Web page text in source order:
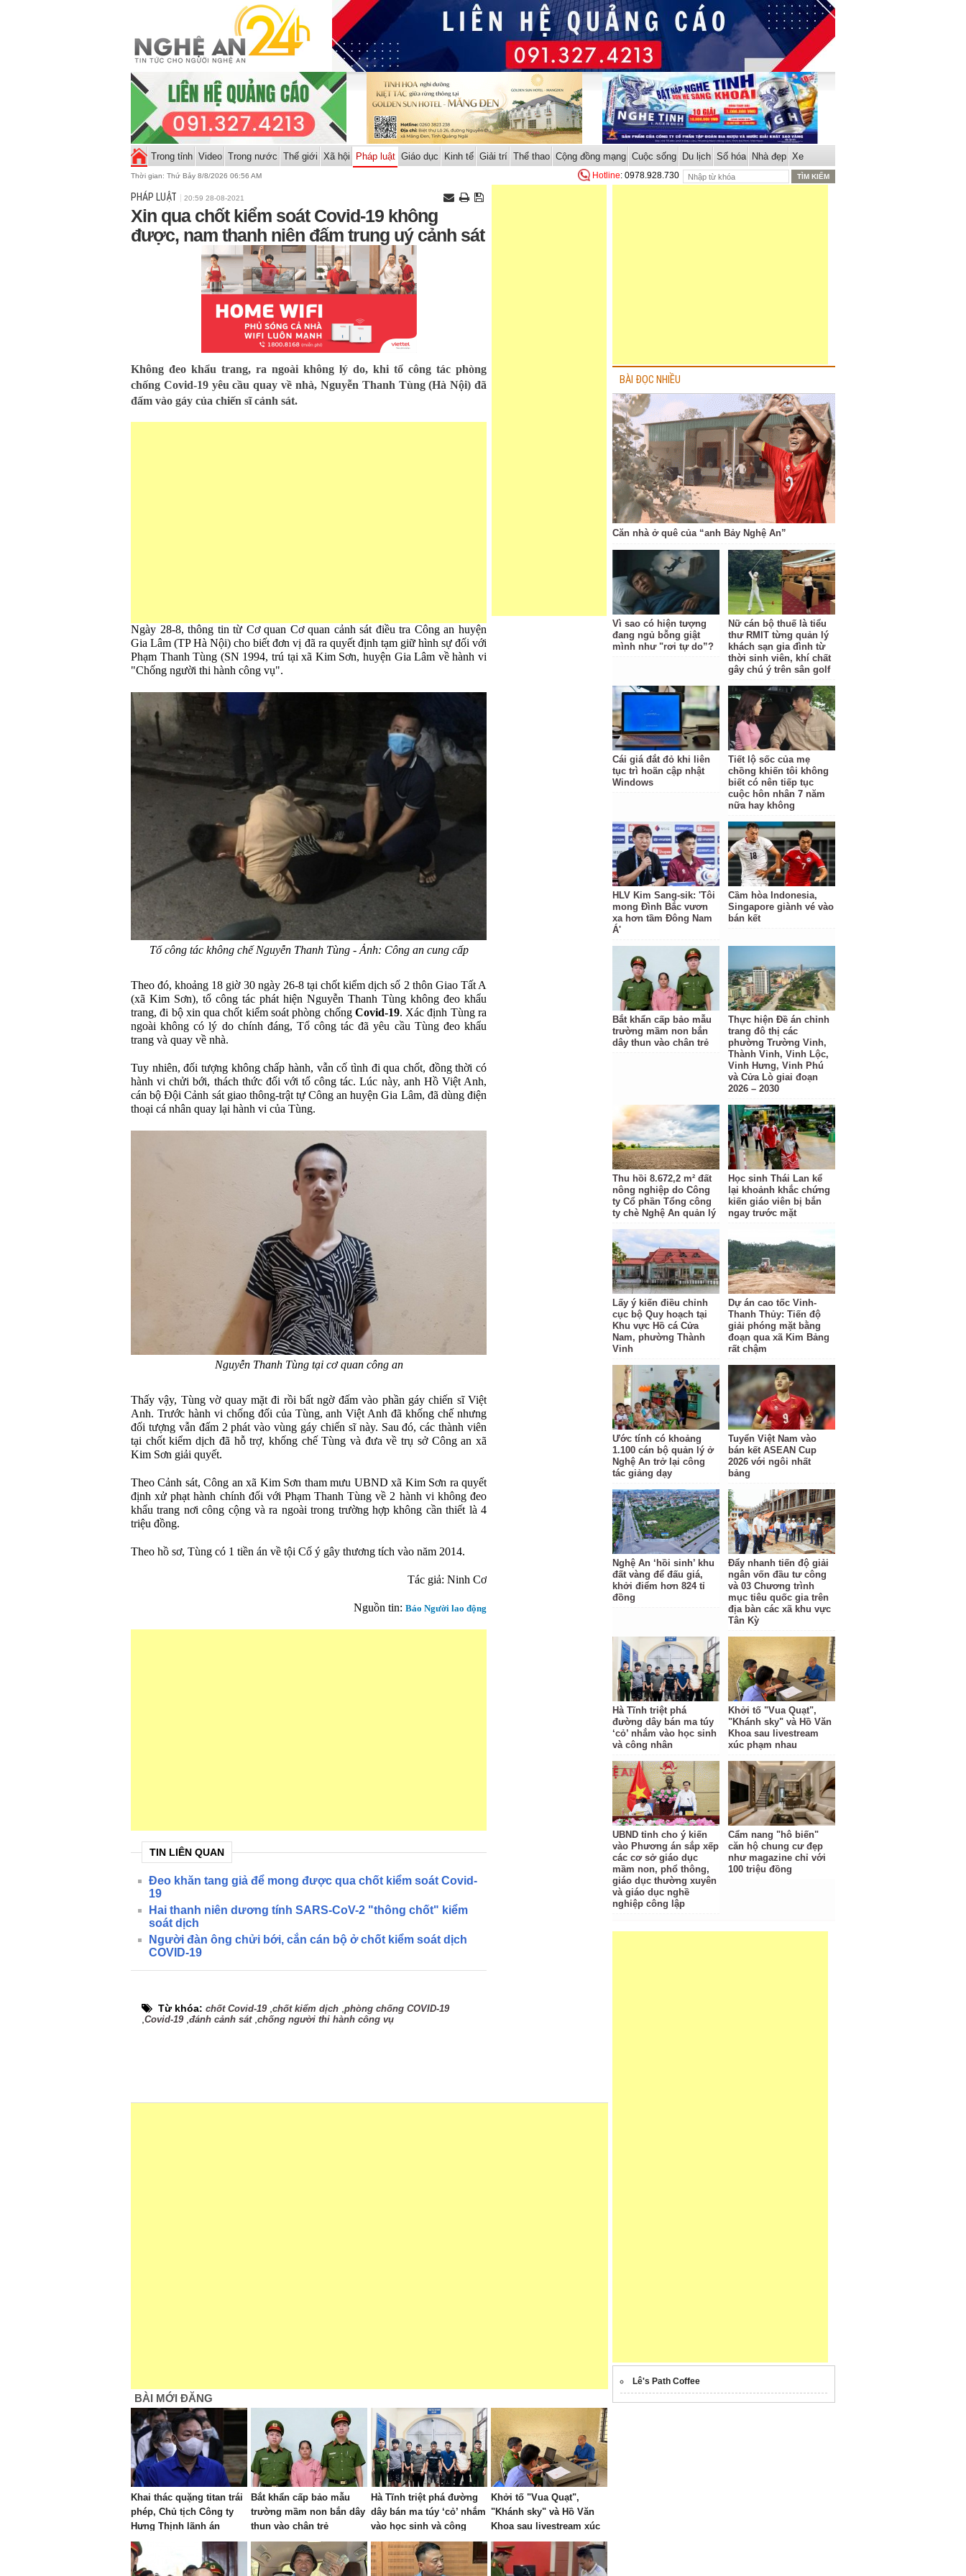
Trong tỉnh Video Trong nước Thế giới Xã hội Pháp luật Giáo dục Kinh tế Giải trí Thể thao Cộng đồng mạng Cuộc sống Du lịch Số hóa Nhà đẹp Xe
Thời gian: Thứ Bảy 8/8/2026 06:56 AM Hotline: 0978.928.730
PHÁP LUẬT 20:59 28-08-2021
Xin qua chốt kiểm soát Covid-19 không
được, nam thanh niên đấm trung uý cảnh sát
Không đeo khẩu trang, ra ngoài không lý do, khi tổ công tác phòng
chống Covid-19 yêu cầu quay về nhà, Nguyễn Thanh Tùng (Hà Nội) đã
đấm vào gáy của chiến sĩ cảnh sát.
Ngày 28-8, thông tin từ Cơ quan Cơ quan cảnh sát điều tra Công an huyện
Gia Lâm (TP Hà Nội) cho biết đơn vị đã ra quyết định tạm giữ hình sự đối với
Phạm Thanh Tùng (SN 1994, trú tại xã Kim Sơn, huyện Gia Lâm về hành vi
"Chống người thi hành công vụ".
Tổ công tác không chế Nguyễn Thanh Tùng - Ảnh: Công an cung cấp
Theo đó, khoảng 18 giờ 30 ngày 26-8 tại chốt kiểm dịch số 2 thôn Giao Tất A
(xã Kim Sơn), tổ công tác phát hiện Nguyễn Thanh Tùng không đeo khẩu
trang, đi bộ xin qua chốt kiểm soát phòng chống Covid-19. Xác định Tùng ra
ngoài không có lý do chính đáng, Tổ công tác đã yêu cầu Tùng đeo khẩu
trang và quay về nhà.
Tuy nhiên, đối tượng không chấp hành, vẫn cố tình đi qua chốt, đồng thời có
hành vi chửi bới, thách thức đối với tổ công tác. Lúc này, anh Hồ Việt Anh,
cán bộ Đội Cảnh sát giao thông-trật tự Công an huyện Gia Lâm, đã dùng điện
thoại cá nhân quay lại hành vi của Tùng.
Nguyễn Thanh Tùng tại cơ quan công an
Thấy vậy, Tùng vờ quay mặt đi rồi bất ngờ đấm vào phần gáy chiến sĩ Việt
Anh. Trước hành vi chống đối của Tùng, anh Việt Anh đã khống chế nhưng
đối tượng vẫn đấm 2 phát vào vùng gáy chiến sĩ này. Sau đó, các thành viên
tại chốt kiểm dịch đã hỗ trợ, khống chế Tùng và đưa về trụ sở Công an xã
Kim Sơn giải quyết.
Theo Cảnh sát, Công an xã Kim Sơn tham mưu UBND xã Kim Sơn ra quyết
định xử phạt hành chính đối với Phạm Thanh Tùng về 2 hành vi không đeo
khẩu trang nơi công cộng và ra ngoài trong trường hợp không cần thiết là 4
triệu đồng.
Theo hồ sơ, Tùng có 1 tiền án về tội Cố ý gây thương tích vào năm 2014.
Tác giả: Ninh Cơ
Nguồn tin: Báo Người lao động
TIN LIÊN QUAN
Đeo khăn tang giả để mong được qua chốt kiểm soát Covid-
19
Hai thanh niên dương tính SARS-CoV-2 "thông chốt" kiểm
soát dịch
Người đàn ông chửi bới, cắn cán bộ ở chốt kiểm soát dịch
COVID-19
Từ khóa: chốt Covid-19, chốt kiểm dịch phòng chống COVID-19
Covid-19, đánh cảnh sát, chống người thi hành công vụ
BÀI MỚI ĐĂNG
Khai thác quặng titan trái
phép, Chủ tịch Công ty
Hưng Thịnh lãnh án
Bắt khẩn cấp bảo mẫu
trường mầm non bắn dây
thun vào chân trẻ
Hà Tĩnh triệt phá đường
dây bán ma túy ‘cỏ’ nhắm
vào học sinh và công
nhân
Khởi tố "Vua Quạt",
"Khánh sky" và Hồ Văn
Khoa sau livestream xúc
phạm nhau
BÀI ĐỌC NHIỀU
Căn nhà ở quê của “anh Bảy Nghệ An”
Vì sao có hiện tượng
đang ngủ bỗng giật
mình như "rơi tự do”?
Nữ cán bộ thuế là tiểu
thư RMIT từng quản lý
khách sạn gia đình từ
thời sinh viên, khí chất
gây chú ý trên sân golf
Cái giá đắt đỏ khi liên
tục trì hoãn cập nhật
Windows
Tiết lộ sốc của mẹ
chồng khiến tôi không
biết có nên tiếp tục
cuộc hôn nhân 7 năm
nữa hay không
HLV Kim Sang-sik: 'Tôi
mong Đình Bắc vươn
xa hơn tầm Đông Nam
Á'
Cầm hòa Indonesia,
Singapore giành vé vào
bán kết
Bắt khẩn cấp bảo mẫu
trường mầm non bắn
dây thun vào chân trẻ
Thực hiện Đề án chỉnh
trang đô thị các
phường Trường Vinh,
Thành Vinh, Vinh Lộc,
Vinh Hưng, Vinh Phú
và Cửa Lò giai đoạn
2026 – 2030
Thu hồi 8.672,2 m² đất
nông nghiệp do Công
ty Cổ phần Tổng công
ty chè Nghệ An quản lý
Học sinh Thái Lan kể
lại khoảnh khắc chứng
kiến giáo viên bị bắn
ngay trước mặt
Lấy ý kiến điều chỉnh
cục bộ Quy hoạch tại
Khu vực Hồ cá Cửa
Nam, phường Thành
Vinh
Dự án cao tốc Vinh-
Thanh Thủy: Tiến độ
giải phóng mặt bằng
đoạn qua xã Kim Bảng
rất chậm
Ước tính có khoảng
1.100 cán bộ quản lý ở
Nghệ An trở lại công
tác giảng dạy
Tuyển Việt Nam vào
bán kết ASEAN Cup
2026 với ngôi nhất
bảng
Nghệ An ‘hồi sinh’ khu
đất vàng để đấu giá,
khởi điểm hơn 824 tỉ
đồng
Đẩy nhanh tiến độ giải
ngân vốn đầu tư công
và 03 Chương trình
mục tiêu quốc gia trên
địa bàn các xã khu vực
Tân Kỳ
Hà Tĩnh triệt phá
đường dây bán ma túy
‘cỏ’ nhắm vào học sinh
và công nhân
Khởi tố "Vua Quạt",
"Khánh sky" và Hồ Văn
Khoa sau livestream
xúc phạm nhau
UBND tỉnh cho ý kiến
vào Phương án sắp xếp
các cơ sở giáo dục
mầm non, phổ thông,
giáo dục thường xuyên
và giáo dục nghề
nghiệp công lập
Cẩm nang "hô biến"
căn hộ chung cư đẹp
như magazine chỉ với
100 triệu đồng
Lê's Path Coffee